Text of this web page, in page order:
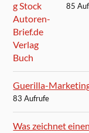
85
Guerilla-
83 Aufrufe
Was zeichnet